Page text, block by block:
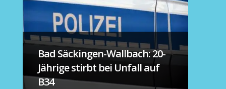
Bad Säckingen-Wallbach: 20-
Jährige stirbt bei Unfall auf
B34